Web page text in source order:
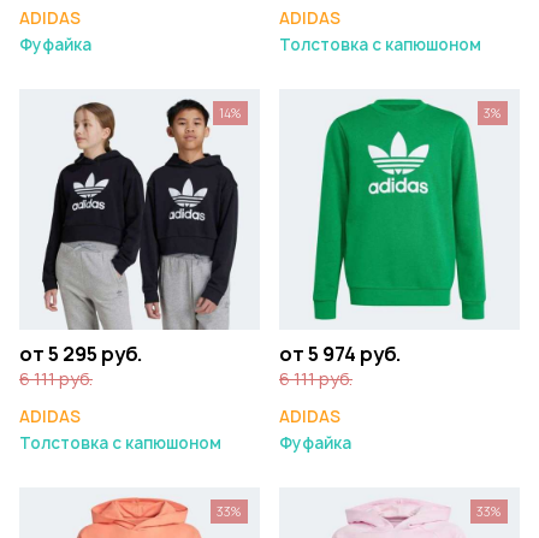
ADIDAS
Фуфайка
ADIDAS
Толстовка с капюшоном
от 5 295 руб.
6 111 руб.
ADIDAS
Толстовка с капюшоном
14%
от 5 974 руб.
6 111 руб.
ADIDAS
Фуфайка
3%
33% 33%